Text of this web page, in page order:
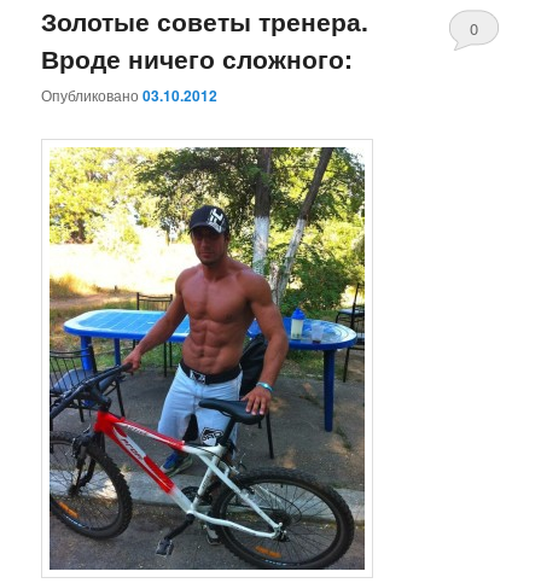
Золотые советы тренера.
Вроде ничего сложного:
Опубликовано03.10.2012
0